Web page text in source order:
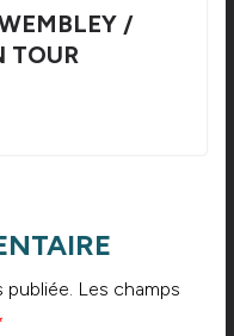
/
TOUR
publiée. Les champs